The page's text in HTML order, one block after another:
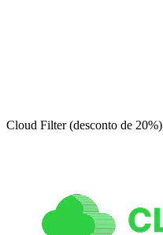
Cloud Filter (desconto de 20%)